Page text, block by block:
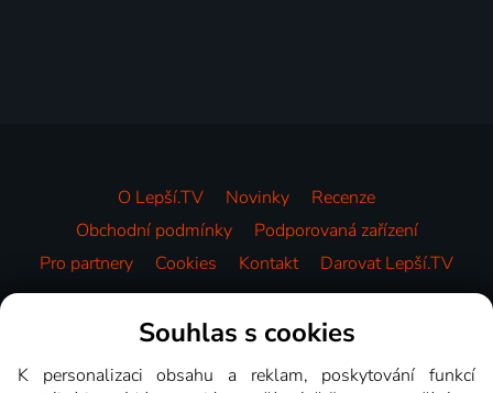
O Lepší.TV Novinky
Recenze
Obchodní podmínky
Podporovaná zařízení
Pro partnery
Cookies Kontakt Darovat Lepší.TV
Videotéka
Souhlas s cookies
K personalizaci obsahu a reklam, poskytování funkcí